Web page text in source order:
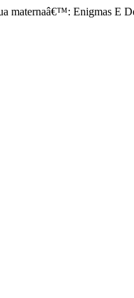
maternaâ€™: Enigmas E